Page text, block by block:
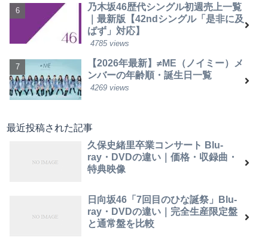
乃木坂46歴代シングル初週売上一覧
｜最新版【42ndシングル「是非に及
ばず」対応】
4785 views
【2026年最新】≠ME（ノイミー）メ
ンバーの年齢順・誕生日一覧
4269 views
最近投稿された記事
久保史緒里卒業コンサート Blu-
ray・DVDの違い｜価格・収録曲・
特典映像
日向坂46「7回目のひな誕祭」Blu-
ray・DVDの違い｜完全生産限定盤
と通常盤を比較